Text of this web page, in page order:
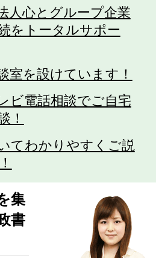
人心とグループ企業
をトータルサポー
室を設けています！
ビ電話相談でご自宅
！
てわかりやすくご説
集
書